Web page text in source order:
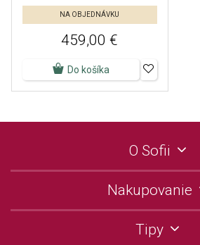
NA OBJEDNÁVKU
459,00 €
Do košíka
O Sofii
Nakupovanie
Tipy